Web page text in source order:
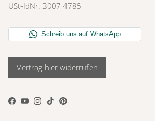
USt-IdNr. 3007 4785
Vertrag hier widerrufen
Facebook
YouTube
Instagram
TikTokPinterest